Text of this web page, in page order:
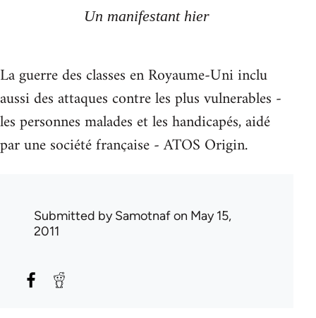
Un manifestant hier
La guerre des classes en Royaume-Uni inclu
aussi des attaques contre les plus vulnerables -
les personnes malades et les handicapés, aidé
par une société française - ATOS Origin.
Submitted bySamotnafon May 15,
2011